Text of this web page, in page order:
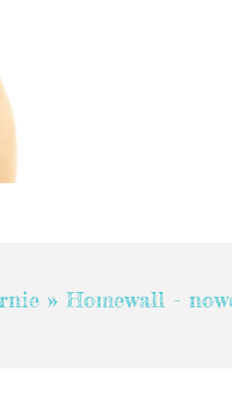
» Homewall -